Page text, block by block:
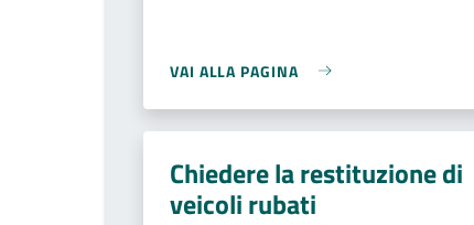
VAI ALLA PAGINA
Chiedere la restituzione di
veicoli rubati